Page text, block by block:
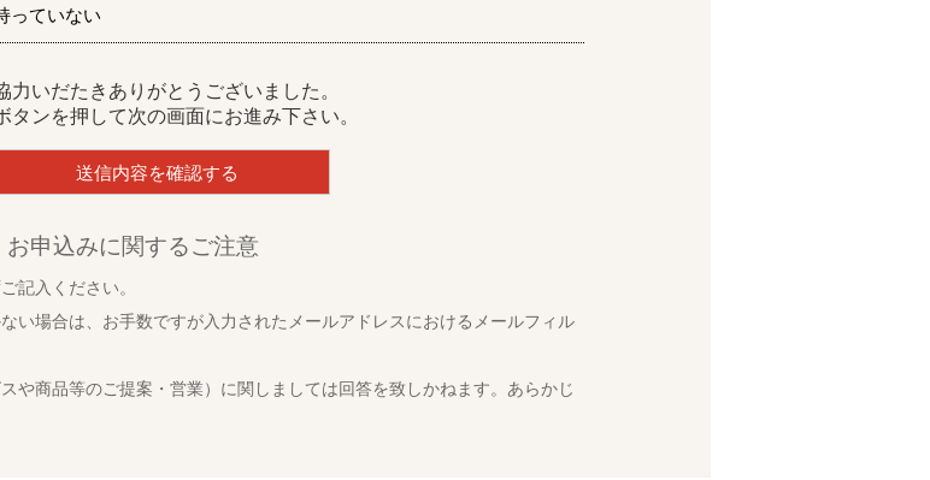
っていない
力いだたきありがとうございました。
タンを押して次の画面にお進み下さい。
お申込みに関するご注意
記入ください。
い場合は、お手数ですが入力されたメールアドレスにおけるメールフィル
や商品等のご提案・営業）に関しましては回答を致しかねます。あらかじ